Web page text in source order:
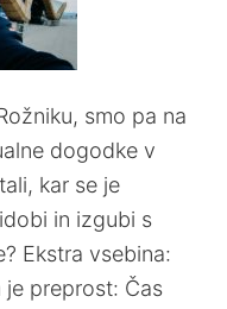
smo pa na
dogodke v
kar se je
in izgubi s
Ekstra vsebina:
je preprost: Čas